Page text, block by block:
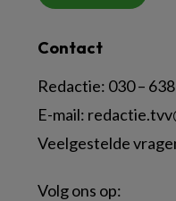
Contact
Redactie: 030 –
E-mail:
Veelgestelde
Volg ons op: